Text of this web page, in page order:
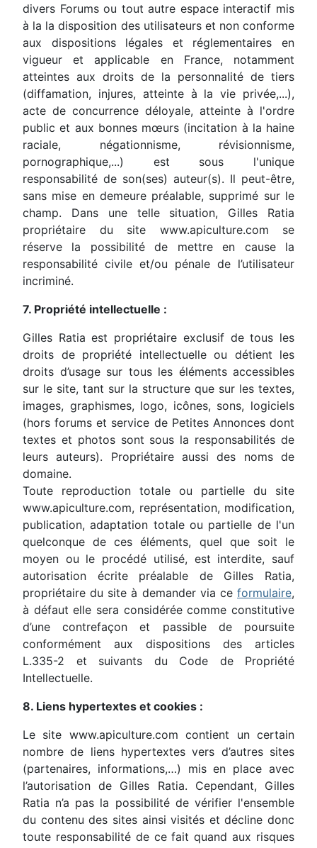
divers Forums ou tout autre espace interactif mis
à la la disposition des utilisateurs et non conforme
aux dispositions légales et réglementaires en
vigueur et applicable en France, notamment
atteintes aux droits de la personnalité de tiers
(diffamation, injures, atteinte à la vie privée,...),
acte de concurrence déloyale, atteinte à l'ordre
public et aux bonnes mœurs (incitation à la haine
raciale, négationnisme, révisionnisme,
pornographique,...) est sous l'unique
responsabilité de son(ses) auteur(s). Il peut-être,
sans mise en demeure préalable, supprimé sur le
champ. Dans une telle situation, Gilles Ratia
propriétaire du site www.apiculture.com se
réserve la possibilité de mettre en cause la
responsabilité civile et/ou pénale de l’utilisateur
incriminé.
7. Propriété intellectuelle :
Gilles Ratia est propriétaire exclusif de tous les
droits de propriété intellectuelle ou détient les
droits d’usage sur tous les éléments accessibles
sur le site, tant sur la structure que sur les textes,
images, graphismes, logo, icônes, sons, logiciels
(hors forums et service de Petites Annonces dont
textes et photos sont sous la responsabilités de
leurs auteurs). Propriétaire aussi des noms de
domaine.
Toute reproduction totale ou partielle du site
www.apiculture.com, représentation, modification,
publication, adaptation totale ou partielle de l'un
quelconque de ces éléments, quel que soit le
moyen ou le procédé utilisé, est interdite, sauf
autorisation écrite préalable de Gilles Ratia,
propriétaire du site à demander via ce formulaire,
à défaut elle sera considérée comme constitutive
d’une contrefaçon et passible de poursuite
conformément aux dispositions des articles
L.335-2 et suivants du Code de Propriété
Intellectuelle.
8. Liens hypertextes et cookies :
Le site www.apiculture.com contient un certain
nombre de liens hypertextes vers d’autres sites
(partenaires, informations,…) mis en place avec
l’autorisation de Gilles Ratia. Cependant, Gilles
Ratia n’a pas la possibilité de vérifier l'ensemble
du contenu des sites ainsi visités et décline donc
toute responsabilité de ce fait quand aux risques